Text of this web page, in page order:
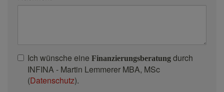
Ich wünsche eine Finanzierungsberatung durch
INFINA - Martin Lemmerer MBA, MSc
(Datenschutz).